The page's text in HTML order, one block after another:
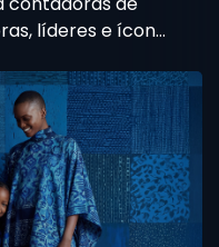
líderes e ícones